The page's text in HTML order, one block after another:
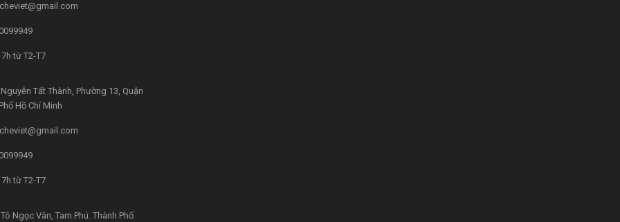
từ T2-T7
Tất Thành, Phường 13, Quận
Hồ Chí Minh
từ T2-T7
Ngọc Vân, Tam Phú. Thành Phố